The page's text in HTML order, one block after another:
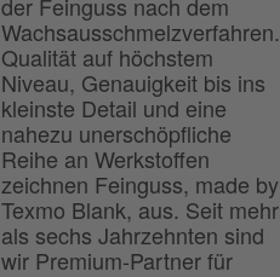
Wachsausschmelzverfahren.
Qualität auf höchstem
Niveau, Genauigkeit bis ins
kleinste Detail und eine
nahezu unerschöpfliche
Reihe an Werkstoffen
zeichnen Feinguss, made by
Texmo Blank, aus. Seit mehr
als sechs Jahrzehnten sind
wir Premium-Partner für